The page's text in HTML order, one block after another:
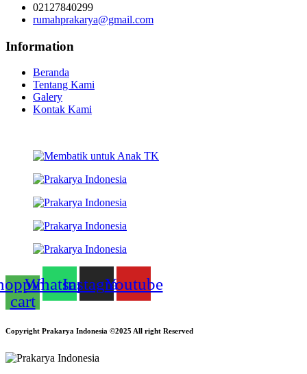
02127840299
rumahprakarya@gmail.com
Information
Beranda
Tentang Kami
Galery
Kontak Kami
cart
WhatsappInstagramYoutube
Copyright Prakarya Indonesia ©2025 All right Reserved